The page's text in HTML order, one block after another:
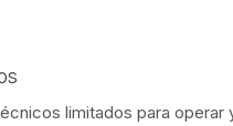
limitados para operar